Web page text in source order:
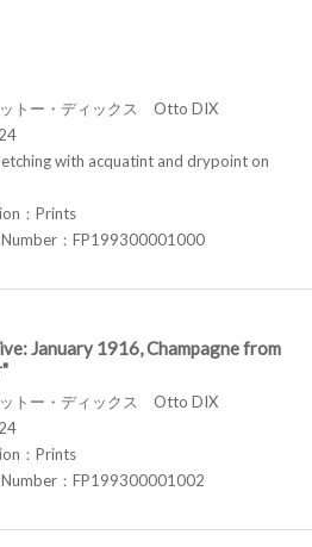
トー・ディックス Otto DIX
with acquatint and drypoint on
：Prints
Number：FP199300001000
January 1916, Champagne from
トー・ディックス Otto DIX
：Prints
Number：FP199300001002